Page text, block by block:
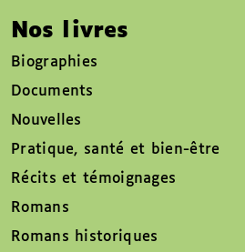
Nos livres
Biographies
Documents
Nouvelles
Pratique, santé et bien-être
Récits et témoignages
Romans
Romans historiques